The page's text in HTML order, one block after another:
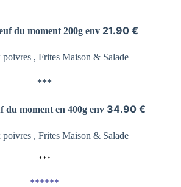
du moment 200g env 21.90 €
poivres , Frites Maison & Salade
***
du moment en 400g env 34.90 €
poivres , Frites Maison & Salade
***
******